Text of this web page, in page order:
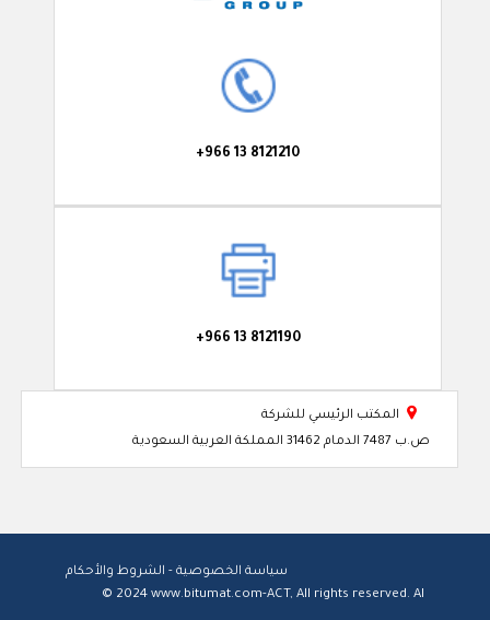
+966 13 8121210
+966 13 8121190

المكتب الرئيسي للشركة
ص.ب 7487 الدمام 31462 المملكة العربية السعودية
سياسة الخصوصية - الشروط والأحكام
© 2024www.bitumat.com-ACT, All rights reserved.AI